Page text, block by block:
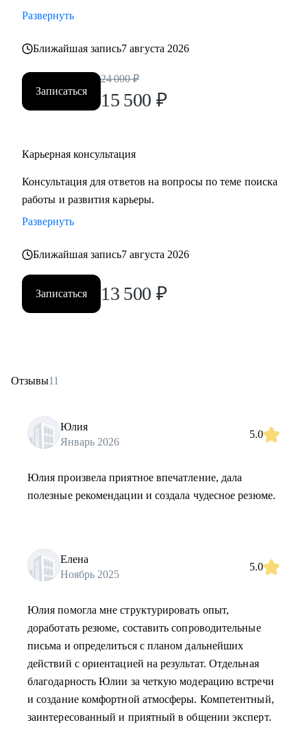
Развернуть
Ближайшая запись7 августа 2026
Записаться
24 000 ₽
15 500 ₽
Карьерная консультация
Консультация для ответов на вопросы по теме поиска
работы и развития карьеры.
Развернуть
Ближайшая запись7 августа 2026
Записаться 13 500 ₽
Отзывы11
Юлия
Январь 2026
5.0
Юлия произвела приятное впечатление, дала
полезные рекомендации и создала чудесное резюме.
Елена
Ноябрь 2025
5.0
Юлия помогла мне структурировать опыт,
доработать резюме, составить сопроводительные
письма и определиться с планом дальнейших
действий с ориентацией на результат. Отдельная
благодарность Юлии за четкую модерацию встречи
и создание комфортной атмосферы. Компетентный,
заинтересованный и приятный в общении эксперт.